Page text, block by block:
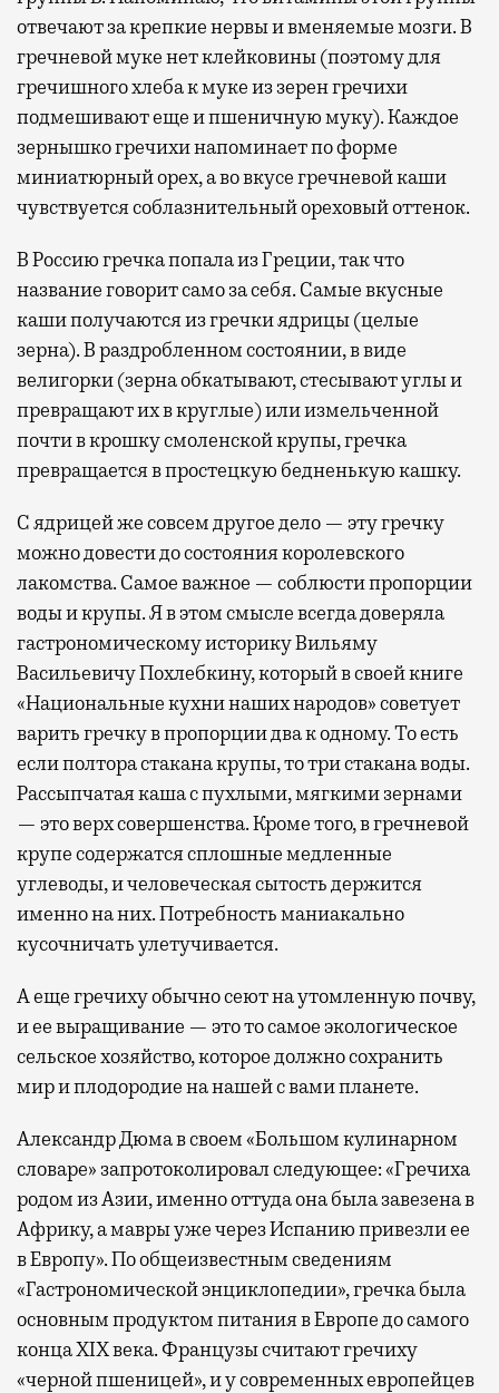
отвечают за крепкие нервы и вменяемые мозги. В
гречневой муке нет клейковины (поэтому для
гречишного хлеба к муке из зерен гречихи
подмешивают еще и пшеничную муку). Каждое
зернышко гречихи напоминает по форме
миниатюрный орех, а во вкусе гречневой каши
чувствуется соблазнительный ореховый оттенок.
В Россию гречка попала из Греции, так что
название говорит само за себя. Самые вкусные
каши получаются из гречки ядрицы (целые
зерна). В раздробленном состоянии, в виде
велигорки (зерна обкатывают, стесывают углы и
превращают их в круглые) или измельченной
почти в крошку смоленской крупы, гречка
превращается в простецкую бедненькую кашку.
С ядрицей же совсем другое дело — эту гречку
можно довести до состояния королевского
лакомства. Самое важное — соблюсти пропорции
воды и крупы. Я в этом смысле всегда доверяла
гастрономическому историку Вильяму
Васильевичу Похлебкину, который в своей книге
«Национальные кухни наших народов» советует
варить гречку в пропорции два к одному. То есть
если полтора стакана крупы, то три стакана воды.
Рассыпчатая каша с пухлыми, мягкими зернами
— это верх совершенства. Кроме того, в гречневой
крупе содержатся сплошные медленные
углеводы, и человеческая сытость держится
именно на них. Потребность маниакально
кусочничать улетучивается.
А еще гречиху обычно сеют на утомленную почву,
и ее выращивание — это то самое экологическое
сельское хозяйство, которое должно сохранить
мир и плодородие на нашей с вами планете.
Александр Дюма в своем «Большом кулинарном
словаре» запротоколировал следующее: «Гречиха
родом из Азии, именно оттуда она была завезена в
Африку, а мавры уже через Испанию привезли ее
в Европу». По общеизвестным сведениям
«Гастрономической энциклопедии», гречка была
основным продуктом питания в Европе до самого
конца XIX века. Французы считают гречиху
«черной пшеницей», и у современных европейцев